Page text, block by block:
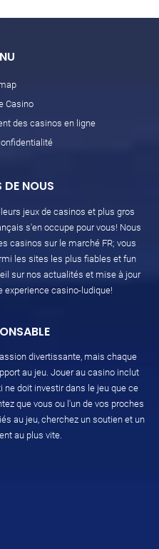
Casino
des casinos en ligne
DE NOUS
jeux de casinos et plus gros
s'en occupe pour vous! Nous
casinos sur le marché FR; vous
les sites les plus fiables et fun
sur nos actualités et mise à jour
experience casino-ludique!
divertissante, mais chaque
au jeu. Jouer au casino inclut
ne doit investir dans le jeu que ce
que vous ou l'un de vos proches
au jeu, cherchez un soutien et un
au plus vite.